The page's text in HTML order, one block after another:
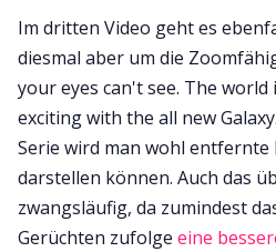
Im dritten Video geht es
diesmal aber um die
your eyes can't see. The
exciting with the all new
Serie wird man wohl
darstellen können. Auch das
zwangsläufig, da zumindest
Gerüchten zufolge eine